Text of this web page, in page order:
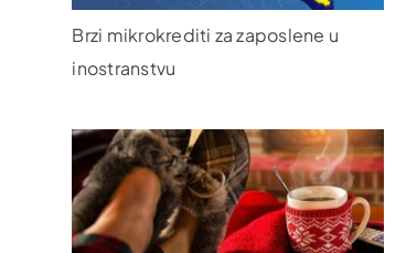
Brzi mikrokrediti za zaposlene u
inostranstvu